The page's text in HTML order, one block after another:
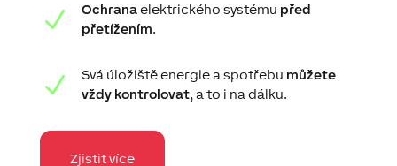
N Ochranaelektrického systému před
přetížením.
N Svá úložiště energie a spotřebu můžete
vždy kontrolovat, a to i na dálku.
Zjistit více